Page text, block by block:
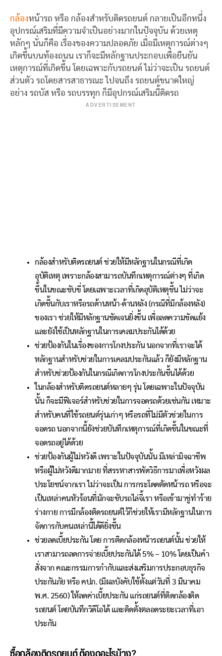
กล้องหน้ารถ หรือ กล้องสำหรับติดรถยนต์ กลายเป็นอีกหนึ่ง
อุปกรณ์เสริมที่มีความจำเป็นอย่างมากในปัจจุบัน ด้วยเหตุ
หลักๆ นั่นก็คือ เรื่องของความปลอดภัย เมื่อมีเหตุการณ์ต่างๆ
เกิดขึ้นบนท้องถนน เราก็จะมีหลักฐานประกอบเพื่อยืนยัน
เหตุการณ์ที่เกิดขึ้น โดยเฉพาะกับรถยนต์ ไม่ว่าจะเป็น รถยนต์
ส่วนตัว รถโดยสารสาธารณะ ไปจนถึง รถยนต์ขนาดใหญ่
อย่าง รถบัส หรือ รถบรรทุก ก็มีอุปกรณ์เสริมนี้ติดรถ
ADVERTISEMENT
กล้องสำหรับติดรถยนต์ ช่วยให้มีหลักฐานในกรณีที่เกิด
อุบัติเหตุ เพราะกล้องสามารถบันทึกเหตุการณ์ต่างๆ ที่เกิด
ขึ้นในขณะขับขี่ โดยเฉพาะเวลาที่เกิดอุบัติเหตุขึ้น ไม่ว่าจะ
เกิดขึ้นกับเราหรือรถด้านหน้า-ด้านหลัง (กรณีที่มีกล้องหลัง)
ของเรา ช่วยให้มีหลักฐานชัดเจนยิ่งขึ้น เพื่อลดความขัดแย้ง
และยังใช้เป็นหลักฐานในการเคลมประกันได้ด้วย
ช่วยป้องกันในเรื่องของการโกงประกัน นอกจากที่เราจะได้
หลักฐานสำหรับช่วยในการเคลมประกันแล้ว ก็ยังมีหลักฐาน
สำหรับช่วยป้องกันในกรณีเกิดการโกงประกันขึ้นได้ด้วย
ในกล้องสำหรับติดรถยนต์หลายๆ รุ่น โดยเฉพาะในปัจจุบัน
นั้น ก็จะมีฟีเจอร์สำหรับช่วยในการจอดรถด้วยเช่นกัน เหมาะ
สำหรับคนที่ใช้รถยนต์รุ่นเก่าๆ หรือรถที่ไม่มีตัวช่วยในการ
จอดรถ นอกจากนี้ยังช่วยบันทึกเหตุการณ์ที่เกิดขึ้นในขณะที่
จอดรถอยู่ได้ด้วย
ช่วยป้องกันผู้ไม่หวังดี เพราะในปัจจุบันนั้น มีเหล่ามิจฉาชีพ
หรือผู้ไม่หวังดีมากมาย ที่สรรหาสารพัดวิธีการมาเพื่อหวังผล
ประโยชน์จากเรา ไม่ว่าจะเป็น การกระโดดตัดหน้ารถ หรือจะ
เป็นเหล่าคนหัวร้อนที่มักจะขับรถไล่จี้เรา หรือเข้ามาขู่ทำร้าย
ร่างกาย การมีกล้องติดรถยนต์ไว้ก็ช่วยให้เรามีหลักฐานในการ
จัดการกับคนเหล่านี้ได้ดียิ่งขึ้น
ช่วยลดเบี้ยประกัน โดย การติดกล้องหน้ารถยนต์นั้น ช่วยให้
เราสามารถลดการจ่ายเบี้ยประกันได้ 5% – 10% โดยเป็นคำ
สั่งจาก คณะกรรมการกำกับและส่งเสริมการประกอบธุรกิจ
ประกันภัย หรือ คปภ. (มีผลบังคับใช้ตั้งแต่วันที่ 3 มีนาคม
พ.ศ. 2560) ให้ลดค่าเบี้ยประกัน แก่รถยนต์ที่ติดกล้องติด
รถยนต์ โดยบันทึกวิดีโอได้ และติดตั้งตลอดระยะเวลาที่เอา
ประกัน